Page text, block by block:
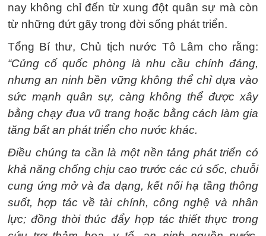
nay không chỉ đến từ xung đột quân sự mà còn
từ những đứt gãy trong đời sống phát triển.
Tổng Bí thư, Chủ tịch nước Tô Lâm cho rằng:
“Củng cố quốc phòng là nhu cầu chính đáng,
nhưng an ninh bền vững không thể chỉ dựa vào
sức mạnh quân sự, càng không thể được xây
bằng chạy đua vũ trang hoặc bằng cách làm gia
tăng bất an phát triển cho nước khác.
Điều chúng ta cần là một nền tảng phát triển có
khả năng chống chịu cao trước các cú sốc, chuỗi
cung ứng mở và đa dạng, kết nối hạ tầng thông
suốt, hợp tác về tài chính, công nghệ và nhân
lực; đồng thời thúc đẩy hợp tác thiết thực trong